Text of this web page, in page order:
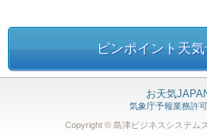
ピンポイント天
お天気
気象庁予報業務許
Copyright © 島津ビジネスシステム